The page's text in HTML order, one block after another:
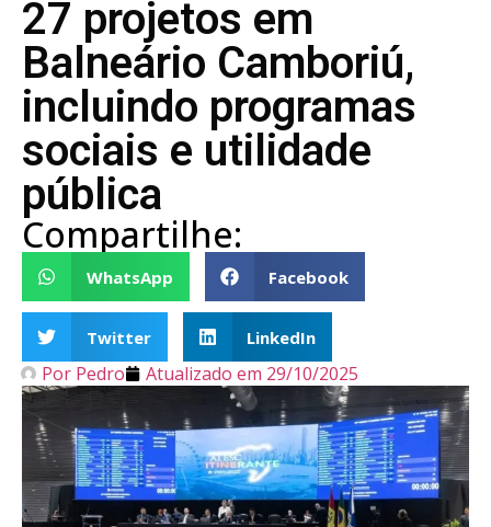
27 projetos em
Balneário Camboriú,
incluindo programas
sociais e utilidade
pública
Compartilhe:
WhatsApp Facebook
Twitter LinkedIn
Por Pedro Atualizado em 29/10/2025